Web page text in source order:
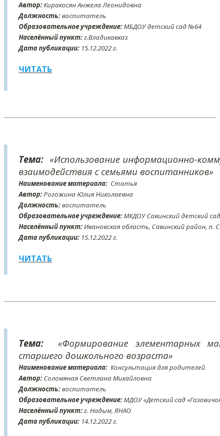
Автор:Киракосян Анжела Леонидовна
Должность:воспитатель
Образовательное учреждение:МБДОУ детский сад №64
Населённый пункт:г.Владикавказ
Дата публикации: 15.12.2022 г.
ЧИТАТЬ
Тема: «Использование информационно-
взаимодействия с семьями воспитанников»
Наименование материала: Статья
Автор:Рогожина Юлия Николаевна
Должность:воспитатель
Образовательное учреждение:МКДОУ Савинский детский
Населённый пункт:Ивановская область, Савинский район, п.
Дата публикации: 15.12.2022 г.
ЧИТАТЬ
Тема:
«Формирование элементарных
старшего дошкольного возраста»
Наименование материала: Консультация для родителей
Автор: Соломяная Светлана Михайловна
Должность:воспитатель
Образовательное учреждение:МДОУ «Детский сад
Населённый пункт:г. Надым, ЯНАО
Дата публикации: 14.12.2022 г.